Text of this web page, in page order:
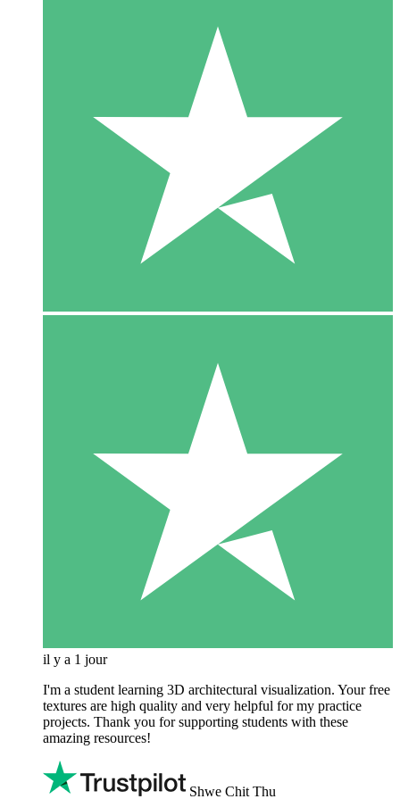
il y a 1 jour
I'm a student learning 3D architectural visualization. Your free
textures are high quality and very helpful for my practice
projects. Thank you for supporting students with these
amazing resources!
Shwe Chit Thu